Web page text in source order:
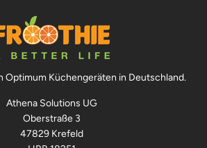
Optimum Küchengeräten in Deutschland.
Athena Solutions UG
Oberstraße 3
47829 Krefeld